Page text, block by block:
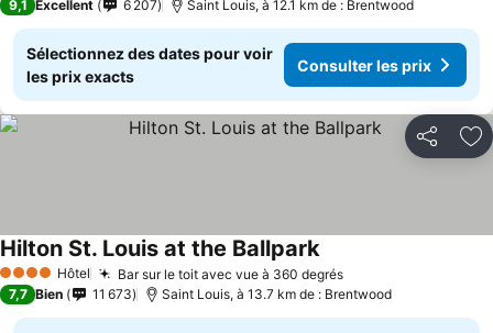
9,1 Excellent 6 207 Saint Louis, à 12.1 km de : Brentwood
Sélectionnez des dates pour voir
les prix exacts
Consulter les prix
Partager
4 Étoiles Hôtel Bar sur le toit avec vue à 360 degrésConsulter les prix
Hilton St. Louis at the BallparkConsulter les prix
7,7 Bien 11 673 Saint Louis, à 13.7 km de : Brentwood